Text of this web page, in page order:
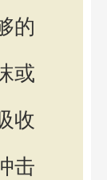
的
或
收
击